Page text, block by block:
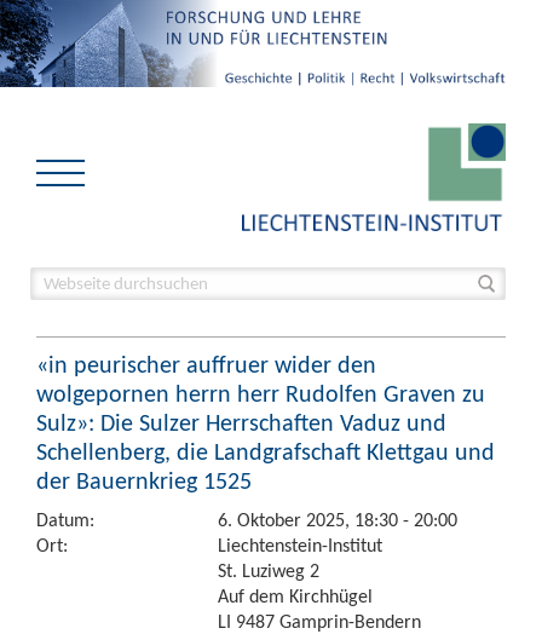
«in peurischer auffruer wider den
wolgepornen herrn herr Rudolfen Graven zu
Sulz»: Die Sulzer Herrschaften Vaduz und
Schellenberg, die Landgrafschaft Klettgau und
der Bauernkrieg 1525
Datum:
6. Oktober 2025, 18:30 - 20:00
Ort:
Liechtenstein-Institut
St. Luziweg 2
Auf dem Kirchhügel
LI 9487 Gamprin-Bendern